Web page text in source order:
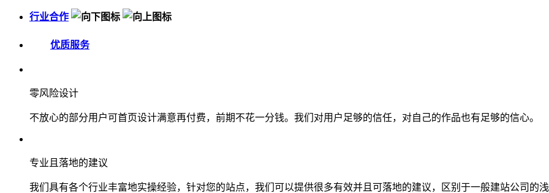
行业合作
优质服务
零风险设计
不放心的部分用户可首页设计满意再付费，前期不花一分钱。我们对用户足够的信任，对自己的作品也有足够的信心。
专业且落地的建议
我们具有各个行业丰富地实操经验，针对您的站点，我们可以提供很多有效并且可落地的建议，区别于一般建站公司的